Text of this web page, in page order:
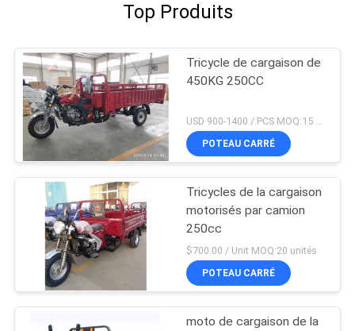
Top Produits
Tricycle de cargaison de
450KG 250CC
USD 900-1400 / PCS MOQ:15 PCs
POTEAU CARRÉ
Tricycles de la cargaison
motorisés par camion
250cc
$700.00 / Unit MOQ:20 unités
POTEAU CARRÉ
moto de cargaison de la